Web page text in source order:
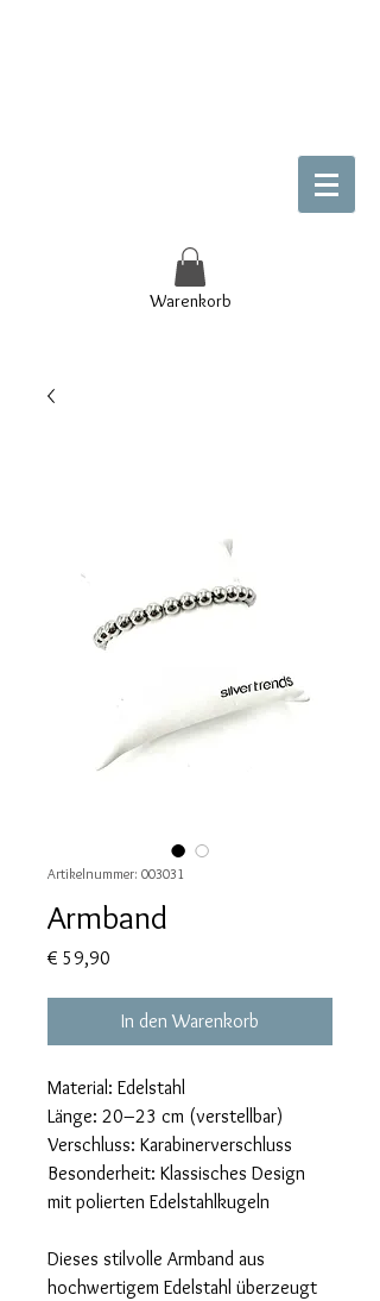
Warenkorb
Artikelnummer: 003031
Armband
€ 59,90
In den Warenkorb
Material: Edelstahl
Länge: 20–23 cm (verstellbar)
Verschluss: Karabinerverschluss
Besonderheit: Klassisches Design
mit polierten Edelstahlkugeln
Dieses stilvolle Armband aus
hochwertigem Edelstahl überzeugt